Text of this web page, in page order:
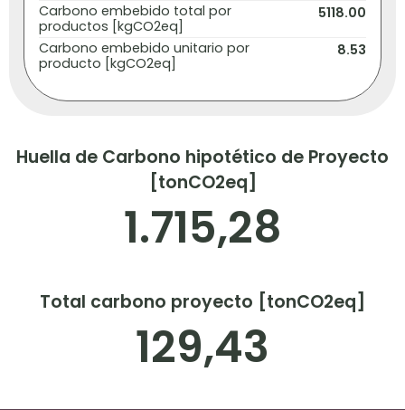
Carbono embebido total por
productos [kgCO2eq]
5118.00
Carbono embebido unitario por
producto [kgCO2eq]
8.53
Huella de Carbono hipotético de Proyecto
[tonCO2eq]
1.715,28
Total carbono proyecto [tonCO2eq]
129,43